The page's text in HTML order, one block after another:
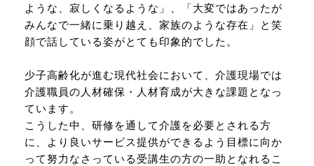
ような、寂しくなるような」、「大変ではあったが
みんなで一緒に乗り越え、家族のような存在」と笑
顔で話している姿がとても印象的でした。
少子高齢化が進む現代社会において、介護現場では
介護職員の人材確保・人材育成が大きな課題となっ
ています。
こうした中、研修を通して介護を必要とされる方
に、より良いサービス提供ができるよう目標に向か
って努力なさっている受講生の方の一助となれるこ